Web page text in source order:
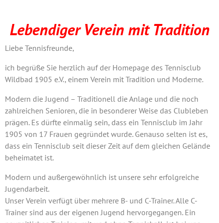
Lebendiger Verein mit Tradition
Liebe Tennisfreunde,
ich begrüße Sie herzlich auf der Homepage des Tennisclub
Wildbad 1905 e.V., einem Verein mit Tradition und Moderne.
Modern die Jugend – Traditionell die Anlage und die noch
zahlreichen Senioren, die in besonderer Weise das Clubleben
prägen. Es dürfte einmalig sein, dass ein Tennisclub im Jahr
1905 von 17 Frauen gegründet wurde. Genauso selten ist es,
dass ein Tennisclub seit dieser Zeit auf dem gleichen Gelände
beheimatet ist.
Modern und außergewöhnlich ist unsere sehr erfolgreiche
Jugendarbeit.
Unser Verein verfügt über mehrere B- und C-Trainer. Alle C-
Trainer sind aus der eigenen Jugend hervorgegangen. Ein